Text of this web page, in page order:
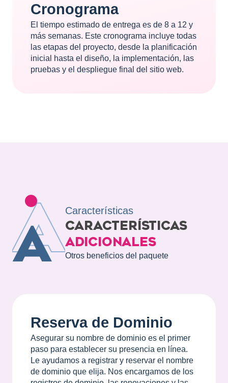
Cronograma
El tiempo estimado de entrega es de 8 a 12 y
más semanas. Este cronograma incluye todas
las etapas del proyecto, desde la planificación
inicial hasta el diseño, la implementación, las
pruebas y el despliegue final del sitio web.
Características
CARACTERÍSTICAS
ADICIONALES
Otros beneficios del paquete
Reserva de Dominio
Asegurar su nombre de dominio es el primer
paso para establecer su presencia en línea.
Le ayudamos a registrar y reservar el nombre
de dominio que elija. Nos encargamos de los